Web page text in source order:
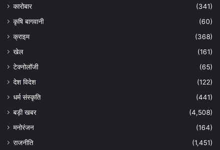
कारोबार
(341)
कृषि बागवानी
(60)
क्राइम
(368)
खेल
(161)
टेक्नोलॉजी
(65)
देश विदेश
(122)
धर्म संस्कृति
(441)
बड़ी खबर
(4,508)
मनोरंजन
(164)
राजनीति
(1,451)